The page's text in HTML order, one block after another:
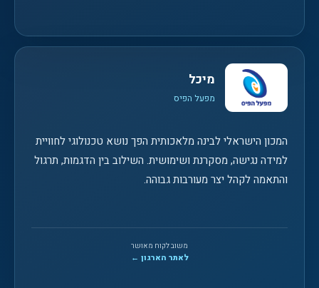
מיכל
מפעל הפיס
המכון הישראלי לבינה מלאכותית הפך נושא טכנולוגי לחוויית
למידה נגישה, מסקרנת ושימושית. השילוב בין הדגמות, תרגול
והתאמה לקהל יצר מעורבות גבוהה.
משוב לקוח מאושר
לאתר הארגון ←